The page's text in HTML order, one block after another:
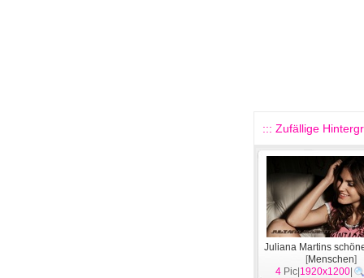
::: Zufällige
Juliana Martins
[Menschen]
4 Pic| 1920x1200